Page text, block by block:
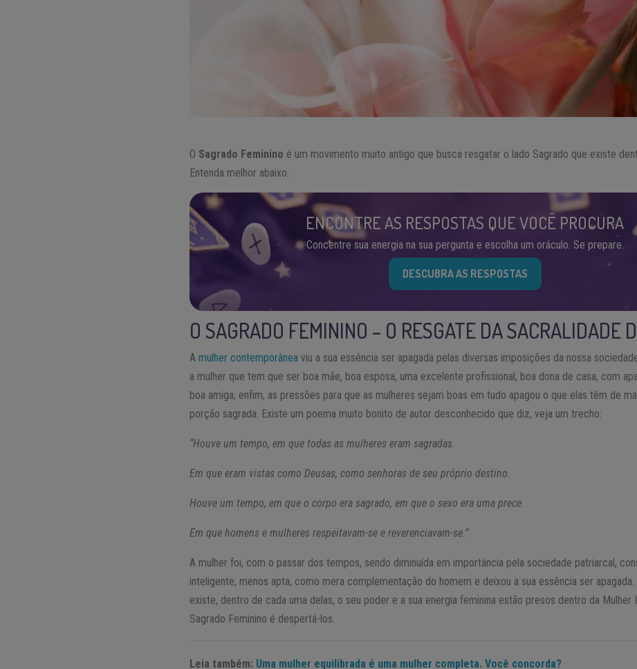
O Sagrado Feminino é um movimento muito antigo que busca resgatar o lado Sagrado que existe
Entenda melhor abaixo.
ENCONTRE AS RESPOSTAS QUE VOCÊ PROCURA
Concentre sua energia na sua pergunta e escolha um oráculo. Se prepare.
DESCUBRA AS RESPOSTAS
O SAGRADO FEMININO – O RESGATE DA SACRALIDADE
Amulher contemporânea viu a sua essência ser apagada pelas diversas imposições da nossa
a mulher que tem que ser boa mãe, boa esposa, uma excelente profissional, boa dona de casa, com
boa amiga, enfim, as pressões para que as mulheres sejam boas em tudo apagou o que elas têm de
porção sagrada. Existe um poema muito bonito de autor desconhecido que diz, veja um trecho:
“Houve um tempo, em que todas as mulheres eram sagradas.
Em que eram vistas como Deusas, como senhoras de seu próprio destino.
Houve um tempo, em que o corpo era sagrado, em que o sexo era uma prece.
Em que homens e mulheres respeitavam-se e reverenciavam-se.”
A mulher foi, com o passar dos tempos, sendo diminuída em importância pela sociedade patriarcal,
inteligente, menos apta, como mera complementação do homem e deixou a sua essência ser apagada.
existe, dentro de cada uma delas, o seu poder e a sua energia feminina estão presos dentro da
Sagrado Feminino é despertá-los.
Leia também: Uma mulher equilibrada é uma mulher completa. Você concorda?